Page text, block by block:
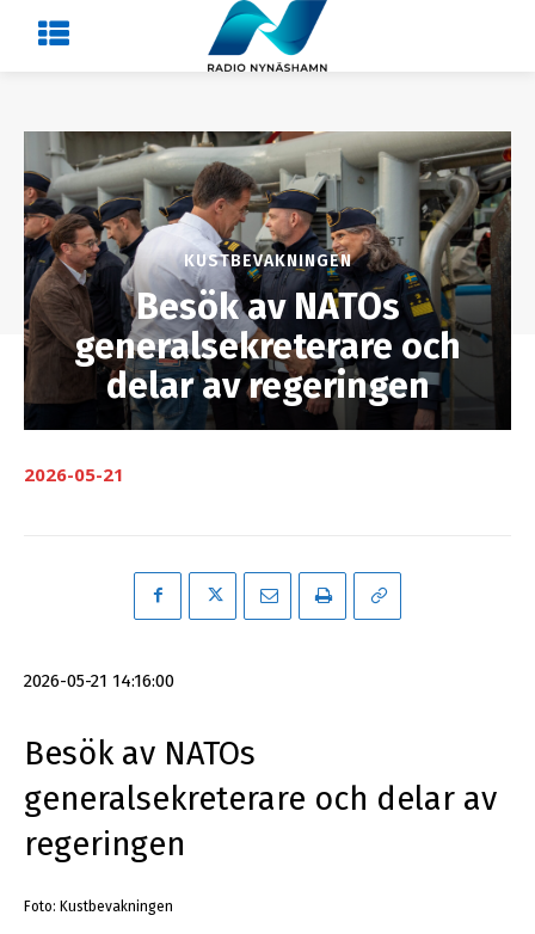
KUSTBEVAKNINGEN
Besök av NATOs
generalsekreterare och
delar av regeringen
2026-05-21
2026-05-21 14:16:00
Besök av NATOs
generalsekreterare och delar av
regeringen
Foto: Kustbevakningen